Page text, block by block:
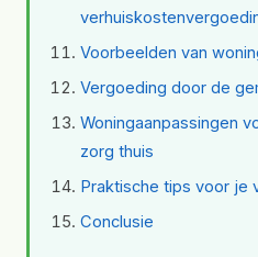
Voorbeelden van
Vergoeding door de
Woningaanpassingen
zorg thuis
Praktische tips voor je
Conclusie